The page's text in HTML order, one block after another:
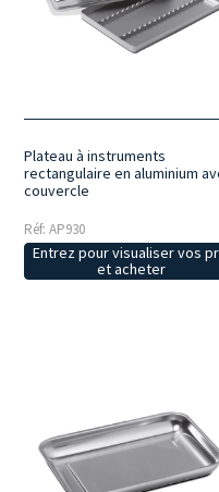
Plateau à instruments
rectangulaire en aluminium
couvercle
Réf: AP930
Entrez pour visualiser vos
et acheter